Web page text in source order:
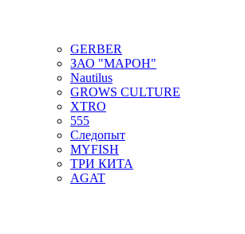
GERBER
ЗАО "МАРОН"
Nautilus
GROWS CULTURE
XTRO
555
Следопыт
MYFISH
ТРИ КИТА
AGAT